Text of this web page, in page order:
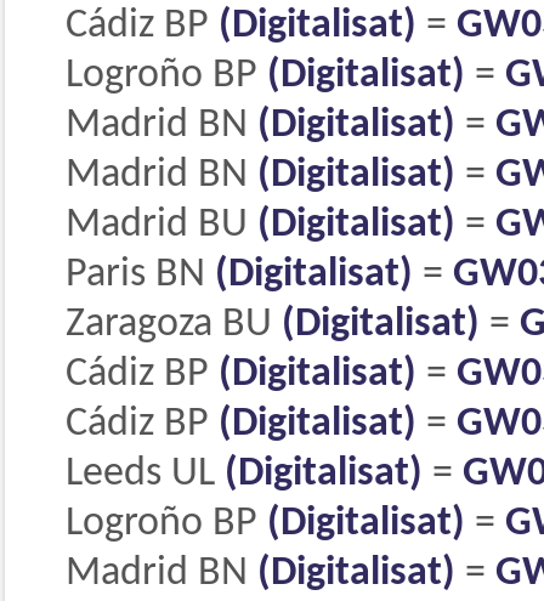
Cádiz BP (Digitalisat) =
Logroño BP (Digitalisat) =
Madrid BN (Digitalisat) =
Madrid BN (Digitalisat) =
Madrid BU (Digitalisat) =
Paris BN (Digitalisat) =
Zaragoza BU (Digitalisat) =
Cádiz BP (Digitalisat) =
Cádiz BP (Digitalisat) =
Leeds UL (Digitalisat) =
Logroño BP (Digitalisat) =
Madrid BN (Digitalisat) =